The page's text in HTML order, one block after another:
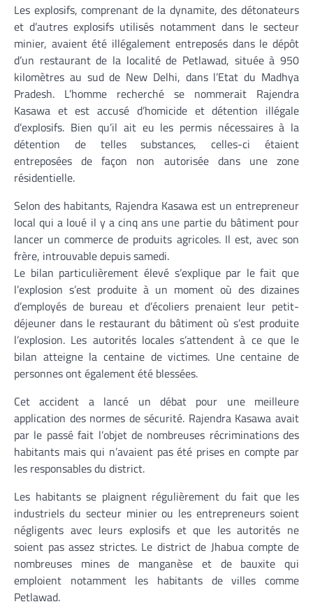
Les explosifs, comprenant de la dynamite, des détonateurs
et d’autres explosifs utilisés notamment dans le secteur
minier, avaient été illégalement entreposés dans le dépôt
d’un restaurant de la localité de Petlawad, située à 950
kilomètres au sud de New Delhi, dans l’Etat du Madhya
Pradesh. L’homme recherché se nommerait Rajendra
Kasawa et est accusé d’homicide et détention illégale
d’explosifs. Bien qu’il ait eu les permis nécessaires à la
détention de telles substances, celles-ci étaient
entreposées de façon non autorisée dans une zone
résidentielle.
Selon des habitants, Rajendra Kasawa est un entrepreneur
local qui a loué il y a cinq ans une partie du bâtiment pour
lancer un commerce de produits agricoles. Il est, avec son
frère, introuvable depuis samedi.
Le bilan particulièrement élevé s’explique par le fait que
l’explosion s’est produite à un moment où des dizaines
d’employés de bureau et d’écoliers prenaient leur petit-
déjeuner dans le restaurant du bâtiment où s’est produite
l’explosion. Les autorités locales s’attendent à ce que le
bilan atteigne la centaine de victimes. Une centaine de
personnes ont également été blessées.
Cet accident a lancé un débat pour une meilleure
application des normes de sécurité. Rajendra Kasawa avait
par le passé fait l’objet de nombreuses récriminations des
habitants mais qui n’avaient pas été prises en compte par
les responsables du district.
Les habitants se plaignent régulièrement du fait que les
industriels du secteur minier ou les entrepreneurs soient
négligents avec leurs explosifs et que les autorités ne
soient pas assez strictes. Le district de Jhabua compte de
nombreuses mines de manganèse et de bauxite qui
emploient notamment les habitants de villes comme
Petlawad.